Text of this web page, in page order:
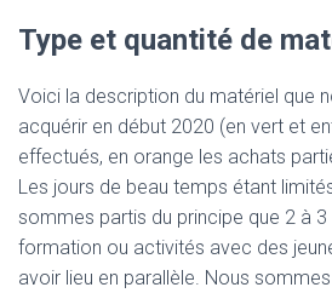
Type et quantité de
Voici la description du matériel que
acquérir en début 2020 (en vert et
effectués, en orange les achats
Les jours de beau temps étant
sommes partis du principe que 2 à
formation ou activités avec des
avoir lieu en parallèle. Nous